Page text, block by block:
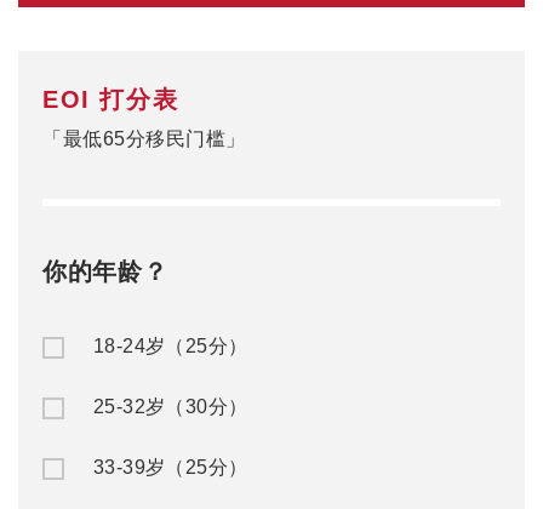
EOI 打分表
「最低65分移民门槛」
你的年龄？
18-24岁（25分）
25-32岁（30分）
33-39岁（25分）